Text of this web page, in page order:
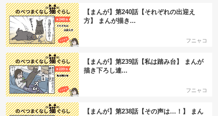
【まんが】第240話【それぞれの出迎え
方】 まんが描き...
フニャコ
【まんが】第239話【私は踏み台】 まんが
描き下ろし連...
フニャコ
【まんが】第238話【その声は…！】 まん